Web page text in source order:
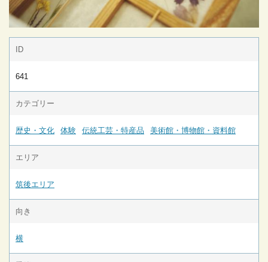
ID
641
カテゴリー
歴史・文化 体験 伝統工芸・特産品 美術館・博物館・資料館
エリア
筑後エリア
向き
横